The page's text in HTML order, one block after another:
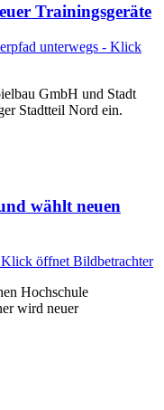
Trainingsgeräte
GmbH und Stadt
Stadtteil Nord ein.
wählt neuen
Hochschule
wird neuer